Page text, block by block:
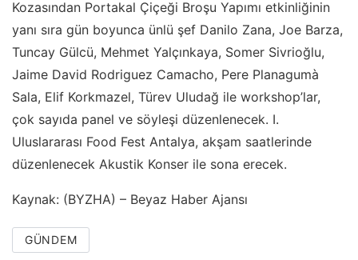
Kozasından Portakal Çiçeği Broşu Yapımı etkinliğinin
yanı sıra gün boyunca ünlü şef Danilo Zana, Joe Barza,
Tuncay Gülcü, Mehmet Yalçınkaya, Somer Sivrioğlu,
Jaime David Rodriguez Camacho, Pere Planagumà
Sala, Elif Korkmazel, Türev Uludağ ile workshop’lar,
çok sayıda panel ve söyleşi düzenlenecek. I.
Uluslararası Food Fest Antalya, akşam saatlerinde
düzenlenecek Akustik Konser ile sona erecek.
Kaynak: (BYZHA) – Beyaz Haber Ajansı
GÜNDEM